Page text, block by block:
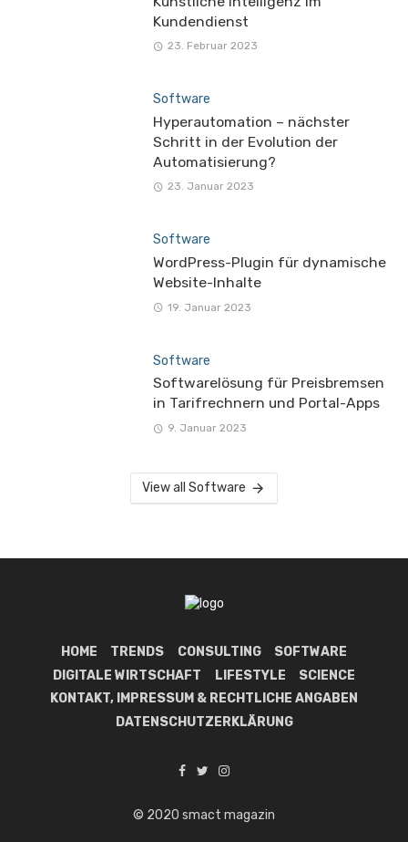
Kundendienst
23. Februar 2023
Software
Hyperautomation – nächster
Schritt in der Evolution der
Automatisierung?
23. Januar 2023
Software
WordPress-Plugin für dynamische
Website-Inhalte
19. Januar 2023
Software
Softwarelösung für Preisbremsen
in Tarifrechnern und Portal-Apps
9. Januar 2023
View all Software
HOME TRENDS CONSULTING
SOFTWARE
DIGITALE WIRTSCHAFT
LIFESTYLE
SCIENCE
KONTAKT, IMPRESSUM & RECHTLICHE ANGABEN
DATENSCHUTZERKLÄRUNG
© 2020 smact magazin